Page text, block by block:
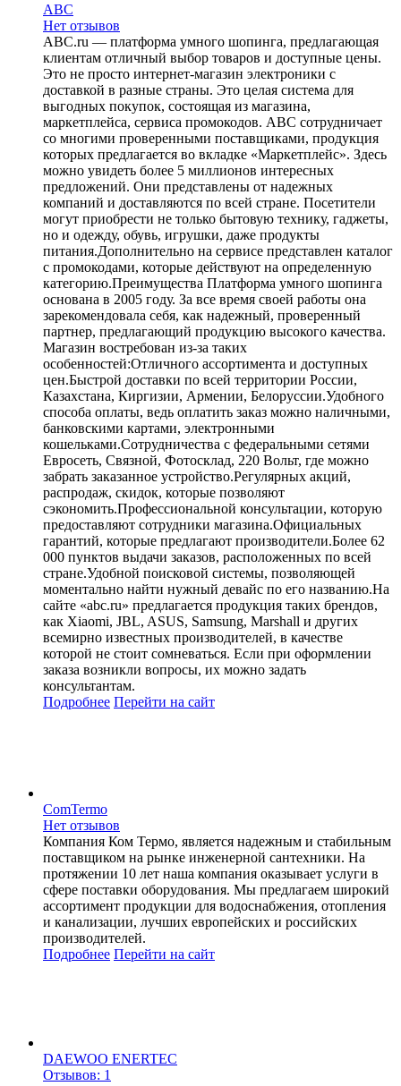
ABC
Нет отзывов
ABC.ru — платформа умного шопинга, предлагающая
клиентам отличный выбор товаров и доступные цены.
Это не просто интернет-магазин электроники с
доставкой в разные страны. Это целая система для
выгодных покупок, состоящая из магазина,
маркетплейса, сервиса промокодов. ABC сотрудничает
со многими проверенными поставщиками, продукция
которых предлагается во вкладке «Маркетплейс». Здесь
можно увидеть более 5 миллионов интересных
предложений. Они представлены от надежных
компаний и доставляются по всей стране. Посетители
могут приобрести не только бытовую технику, гаджеты,
но и одежду, обувь, игрушки, даже продукты
питания.Дополнительно на сервисе представлен каталог
с промокодами, которые действуют на определенную
категорию.Преимущества Платформа умного шопинга
основана в 2005 году. За все время своей работы она
зарекомендовала себя, как надежный, проверенный
партнер, предлагающий продукцию высокого качества.
Магазин востребован из-за таких
особенностей:Отличного ассортимента и доступных
цен.Быстрой доставки по всей территории России,
Казахстана, Киргизии, Армении, Белоруссии.Удобного
способа оплаты, ведь оплатить заказ можно наличными,
банковскими картами, электронными
кошельками.Сотрудничества с федеральными сетями
Евросеть, Связной, Фотосклад, 220 Вольт, где можно
забрать заказанное устройство.Регулярных акций,
распродаж, скидок, которые позволяют
сэкономить.Профессиональной консультации, которую
предоставляют сотрудники магазина.Официальных
гарантий, которые предлагают производители.Более 62
000 пунктов выдачи заказов, расположенных по всей
стране.Удобной поисковой системы, позволяющей
моментально найти нужный девайс по его названию.На
сайте «abc.ru» предлагается продукция таких брендов,
как Xiaomi, JBL, ASUS, Samsung, Marshall и других
всемирно известных производителей, в качестве
которой не стоит сомневаться. Если при оформлении
заказа возникли вопросы, их можно задать
консультантам.
Подробнее Перейти на сайт
ComTermo
Нет отзывов
Компания Ком Термо, является надежным и стабильным
поставщиком на рынке инженерной сантехники. На
протяжении 10 лет наша компания оказывает услуги в
сфере поставки оборудования. Мы предлагаем широкий
ассортимент продукции для водоснабжения, отопления
и канализации, лучших европейских и российских
производителей.
Подробнее Перейти на сайт
DAEWOO ENERTEC
Отзывов: 1